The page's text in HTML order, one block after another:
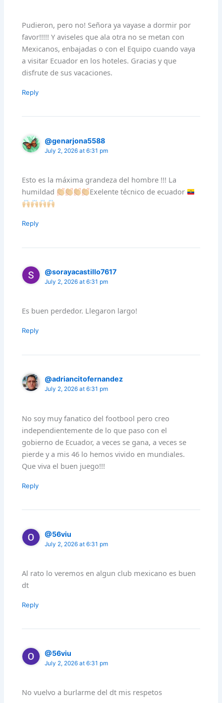
Pudieron, pero no! Señora ya vayase a dormir por
favor!!!!! Y aviseles que ala otra no se metan con
Mexicanos, enbajadas o con el Equipo cuando vaya
a visitar Ecuador en los hoteles. Gracias y que
disfrute de sus vacaciones.
Reply
@genarjona5588
July 2, 2026 at 6:31 pm
Esto es la máxima grandeza del hombre !!! La
humildad
Exelente técnico de ecuador
Reply
@sorayacastillo7617
July 2, 2026 at 6:31 pm
Es buen perdedor. Llegaron largo!
Reply
@adriancitofernandez
July 2, 2026 at 6:31 pm
No soy muy fanatico del footbool pero creo
independientemente de lo que paso con el
gobierno de Ecuador, a veces se gana, a veces se
pierde y a mis 46 lo hemos vivido en mundiales.
Que viva el buen juego!!!
Reply
@56viu
July 2, 2026 at 6:31 pm
Al rato lo veremos en algun club mexicano es buen
dt
Reply
@56viu
July 2, 2026 at 6:31 pm
No vuelvo a burlarme del dt mis respetos